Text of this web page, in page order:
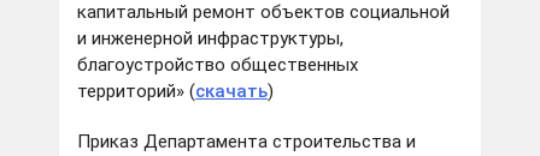
капитальный ремонт объектов социальной
и инженерной инфраструктуры,
благоустройство общественных
территорий» (скачать)
Приказ Департамента строительства и